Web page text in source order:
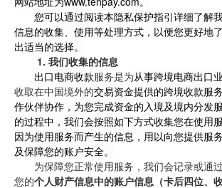
您可以通过阅读本隐私保护指引详细了解
信息的收集、使用等处理方式，以便您更好地
出适当的选择。
1. 我们收集的信息
出口电商收款服务是为从事跨境电商出口
收取在中国境外的交易资金提供的跨境收款服
作伙伴协作，为您完成资金的入境及境内分发
的过程中，我们会按照如下方式收集您在使用
因为使用服务而产生的信息，用以向您提供服
及保障您的账户安全。
为保障您正常使用服务，我们会记录或通
您的个人财产信息中的账户信息（卡后四位、